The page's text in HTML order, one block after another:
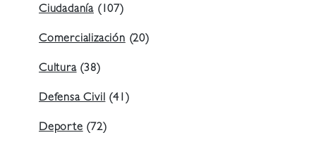
Ciudadanía (107)
Comercialización(20)
Cultura(38)
Defensa Civil(41)
Deporte(72)